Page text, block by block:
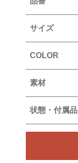
サイズ
COLOR
素材
状態・付属品